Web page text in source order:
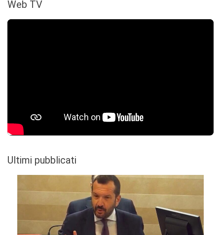
Web TV
Ultimi pubblicati